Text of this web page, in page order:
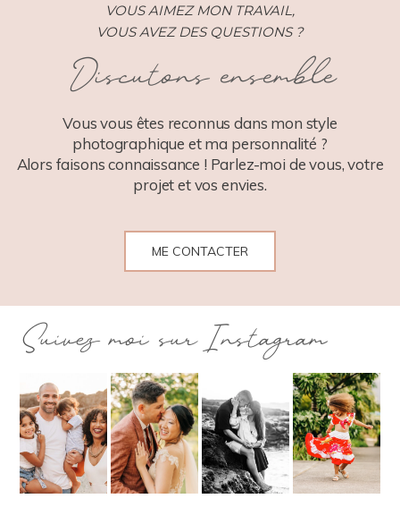
VOUS AIMEZ MON TRAVAIL,
VOUS AVEZ DES QUESTIONS ?
Discutons ensemble
Vous vous êtes reconnus dans mon style
photographique et ma personnalité ?
Alors faisons connaissance ! Parlez-moi de vous, votre
projet et vos envies.
ME CONTACTER
Suivez moi sur Instagram